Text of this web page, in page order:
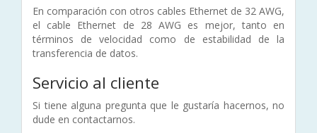
En comparación con otros cables Ethernet de 32 AWG,
el cable Ethernet de 28 AWG es mejor, tanto en
términos de velocidad como de estabilidad de la
transferencia de datos.
Servicio al cliente
Si tiene alguna pregunta que le gustaría hacernos, no
dude en contactarnos.